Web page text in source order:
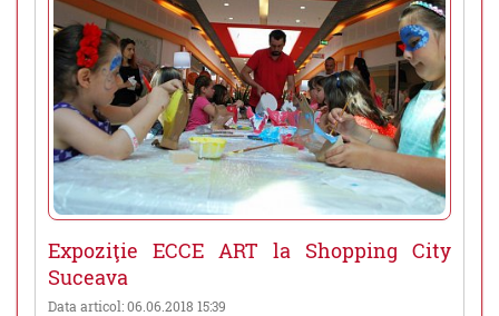
Expoziţie ECCE ART la Shopping City
Suceava
Data articol: 06.06.2018 15:39